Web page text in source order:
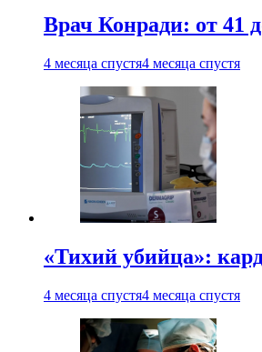
Врач Конради: от 41
4 месяца спустя4 месяца спустя
«Тихий убийца»:
4 месяца спустя4 месяца спустя